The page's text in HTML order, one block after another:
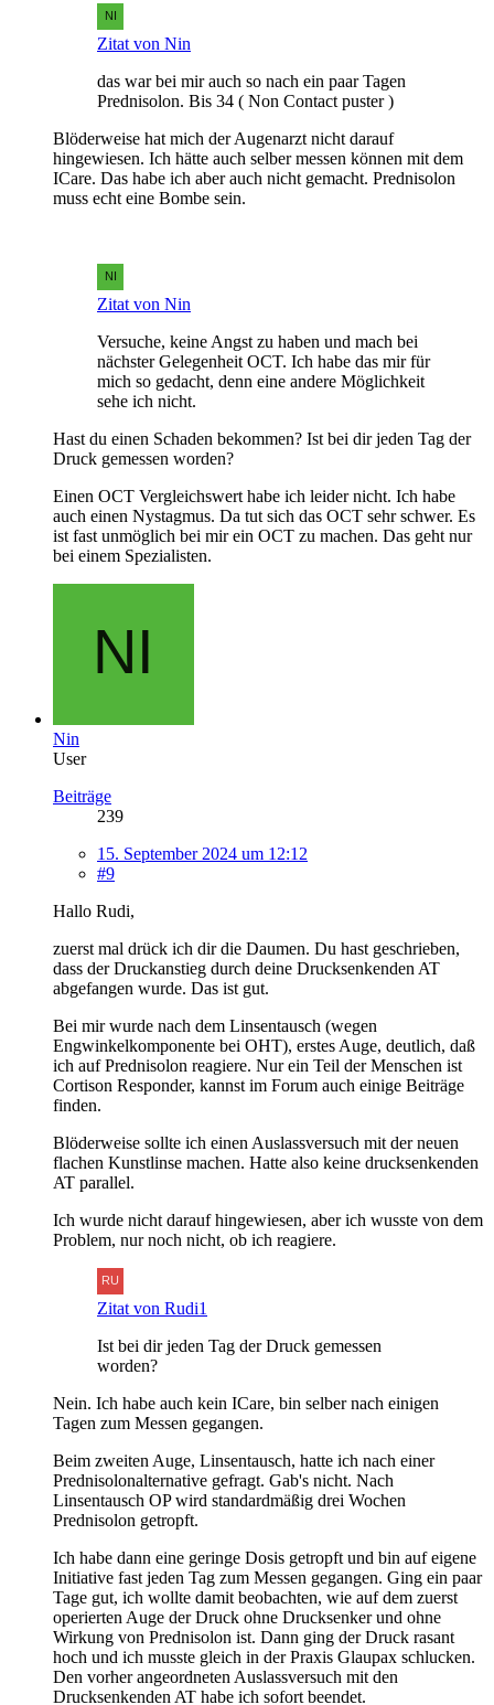
Zitat von Nin
das war bei mir auch so nach ein paar Tagen
Prednisolon. Bis 34 ( Non Contact puster )
Blöderweise hat mich der Augenarzt nicht darauf
hingewiesen. Ich hätte auch selber messen können mit dem
ICare. Das habe ich aber auch nicht gemacht. Prednisolon
muss echt eine Bombe sein.
Zitat von Nin
Versuche, keine Angst zu haben und mach bei
nächster Gelegenheit OCT. Ich habe das mir für
mich so gedacht, denn eine andere Möglichkeit
sehe ich nicht.
Hast du einen Schaden bekommen? Ist bei dir jeden Tag der
Druck gemessen worden?
Einen OCT Vergleichswert habe ich leider nicht. Ich habe
auch einen Nystagmus. Da tut sich das OCT sehr schwer. Es
ist fast unmöglich bei mir ein OCT zu machen. Das geht nur
bei einem Spezialisten.
Nin
User
Beiträge
239
15. September 2024 um 12:12
#9
Hallo Rudi,
zuerst mal drück ich dir die Daumen. Du hast geschrieben,
dass der Druckanstieg durch deine Drucksenkenden AT
abgefangen wurde. Das ist gut.
Bei mir wurde nach dem Linsentausch (wegen
Engwinkelkomponente bei OHT), erstes Auge, deutlich, daß
ich auf Prednisolon reagiere. Nur ein Teil der Menschen ist
Cortison Responder, kannst im Forum auch einige Beiträge
finden.
Blöderweise sollte ich einen Auslassversuch mit der neuen
flachen Kunstlinse machen. Hatte also keine drucksenkenden
AT parallel.
Ich wurde nicht darauf hingewiesen, aber ich wusste von dem
Problem, nur noch nicht, ob ich reagiere.
Zitat von Rudi1
Ist bei dir jeden Tag der Druck gemessen
worden?
Nein. Ich habe auch kein ICare, bin selber nach einigen
Tagen zum Messen gegangen.
Beim zweiten Auge, Linsentausch, hatte ich nach einer
Prednisolonalternative gefragt. Gab's nicht. Nach
Linsentausch OP wird standardmäßig drei Wochen
Prednisolon getropft.
Ich habe dann eine geringe Dosis getropft und bin auf eigene
Initiative fast jeden Tag zum Messen gegangen. Ging ein paar
Tage gut, ich wollte damit beobachten, wie auf dem zuerst
operierten Auge der Druck ohne Drucksenker und ohne
Wirkung von Prednisolon ist. Dann ging der Druck rasant
hoch und ich musste gleich in der Praxis Glaupax schlucken.
Den vorher angeordneten Auslassversuch mit den
Drucksenkenden AT habe ich sofort beendet.